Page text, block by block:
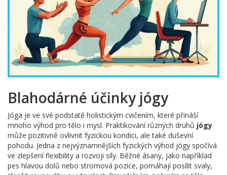
Blahodárné účinky jógy
Jóga je ve své podstatě holistickým cvičením, které přináší
mnoho výhod pro tělo i mysl. Praktikování různých druhů jógy
může pozitivně ovlivnit fyzickou kondici, ale také duševní
pohodu. Jedna z nejvýznamnějších fyzických výhod jógy spočívá
ve zlepšení flexibility a rozvoji síly. Běžné ásany, jako například
pes hlavou dolů nebo stromová pozice, pomáhají posílit svaly,